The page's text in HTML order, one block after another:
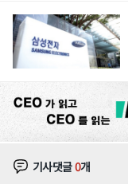
기사댓글0개